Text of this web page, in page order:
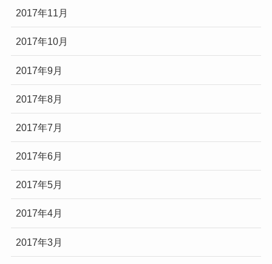
2017年11月
2017年10月
2017年9月
2017年8月
2017年7月
2017年6月
2017年5月
2017年4月
2017年3月